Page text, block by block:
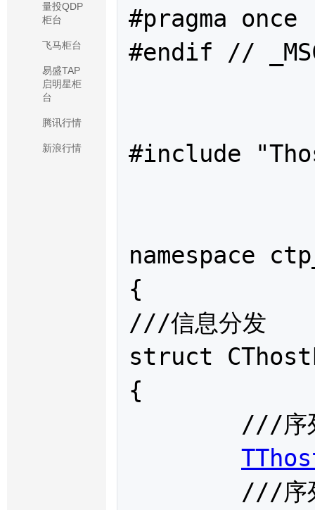
量投QDP
柜台
飞马柜台
易盛TAP
启明星柜
台
腾讯行情
新浪行情
#pragma once
#endif //
#include
namespace
{
///信息分发
struct
{